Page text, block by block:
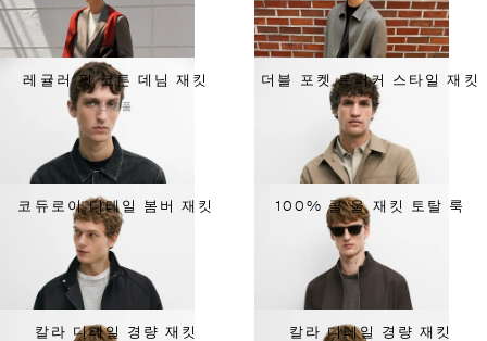
레귤러 핏 코튼 데님 재킷
신상품
더블 포켓 트러커 스타일 재킷
코듀로이 디테일 봄버 재킷 100% 콜 울 재킷 토탈 룩
칼라 디테일 경량 재킷 칼라 디테일 경량 재킷